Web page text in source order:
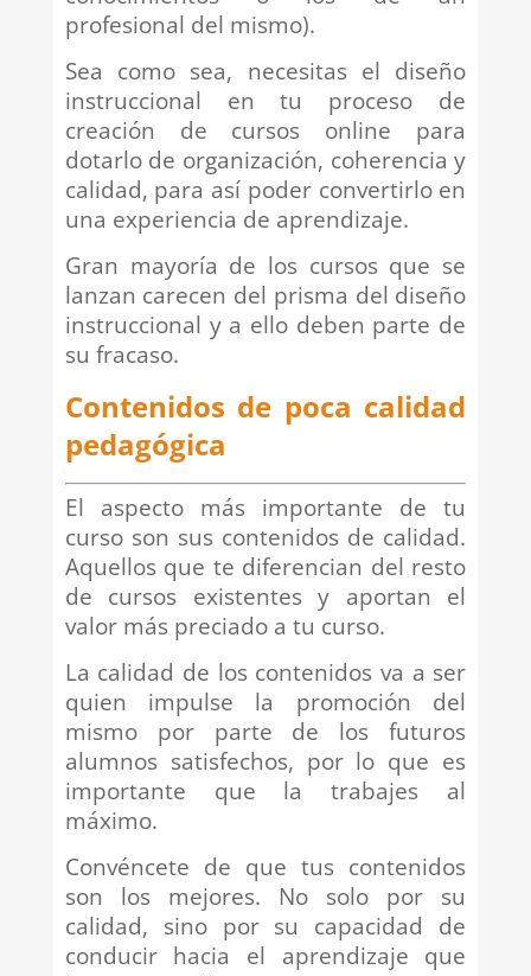
profesional del mismo).
Sea como sea, necesitas el diseño
instruccional en tu proceso de
creación de cursos online para
dotarlo de organización, coherencia y
calidad, para así poder convertirlo en
una experiencia de aprendizaje.
Gran mayoría de los cursos que se
lanzan carecen del prisma del diseño
instruccional y a ello deben parte de
su fracaso.
Contenidos de poca calidad
pedagógica
El aspecto más importante de tu
curso son sus contenidos de calidad.
Aquellos que te diferencian del resto
de cursos existentes y aportan el
valor más preciado a tu curso.
La calidad de los contenidos va a ser
quien impulse la promoción del
mismo por parte de los futuros
alumnos satisfechos, por lo que es
importante que la trabajes al
máximo.
Convéncete de que tus contenidos
son los mejores. No solo por su
calidad, sino por su capacidad de
conducir hacia el aprendizaje que